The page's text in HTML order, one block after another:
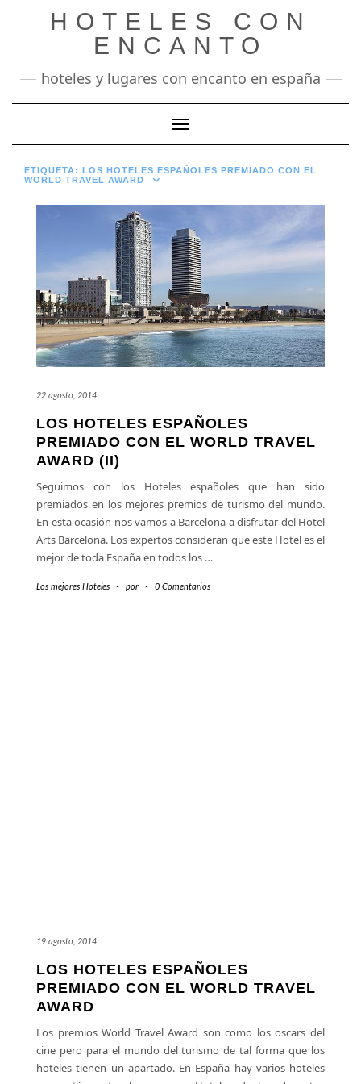
HOTELES CON
ENCANTO
hoteles y lugares con encanto en españa
Cambiar modo de navegación
ETIQUETA: LOS HOTELES ESPAÑOLES PREMIADO CON EL
WORLD TRAVEL AWARD
22 agosto, 2014
LOS HOTELES ESPAÑOLES
PREMIADO CON EL WORLD TRAVEL
AWARD (II)
Seguimos con los Hoteles españoles que han sido
premiados en los mejores premios de turismo del mundo.
En esta ocasión nos vamos a Barcelona a disfrutar del Hotel
Arts Barcelona. Los expertos consideran que este Hotel es el
mejor de toda España en todos los …
Los mejores Hoteles - por - 0 Comentarios
19 agosto, 2014
LOS HOTELES ESPAÑOLES
PREMIADO CON EL WORLD TRAVEL
AWARD
Los premios World Travel Award son como los oscars del
cine pero para el mundo del turismo de tal forma que los
hoteles tienen un apartado. En España hay varios hoteles